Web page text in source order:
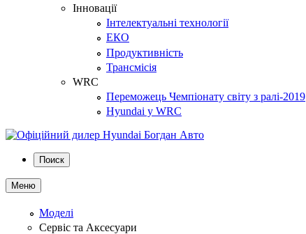
Інновації
Інтелектуальні технології
ЕКО
Продуктивність
Трансмісія
WRC
Переможець Чемпіонату світу з ралі-2019
Hyundai у WRC
Поиск
Меню
Моделі
Сервіс та Аксесуари